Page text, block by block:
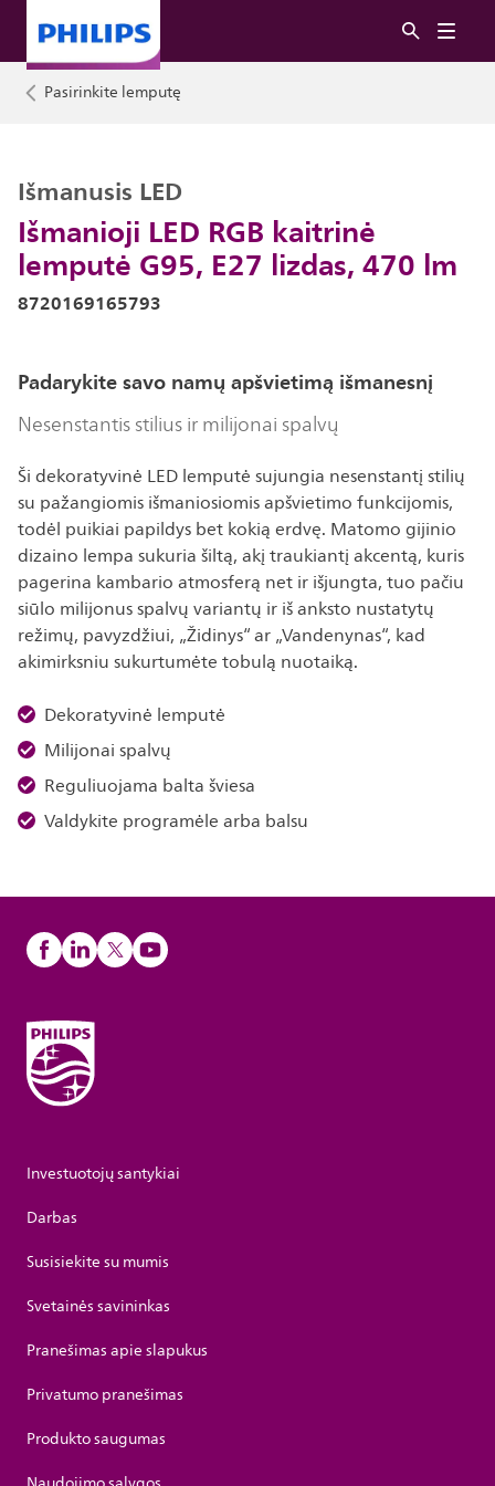
Pasirinkite lemputę
Išmanioji LED RGB kaitrinė
lemputė G95, E27 lizdas, 470 lm
Išmanusis LED
8720169165793
Padarykite savo namų apšvietimą išmanesnį
Nesenstantis stilius ir milijonai spalvų
Ši dekoratyvinė LED lemputė sujungia nesenstantį stilių
su pažangiomis išmaniosiomis apšvietimo funkcijomis,
todėl puikiai papildys bet kokią erdvę. Matomo gijinio
dizaino lempa sukuria šiltą, akį traukiantį akcentą, kuris
pagerina kambario atmosferą net ir išjungta, tuo pačiu
siūlo milijonus spalvų variantų ir iš anksto nustatytų
režimų, pavyzdžiui, „Židinys“ ar „Vandenynas“, kad
akimirksniu sukurtumėte tobulą nuotaiką.
Dekoratyvinė lemputė
Milijonai spalvų
Reguliuojama balta šviesa
Valdykite programėle arba balsu
Investuotojų santykiai
Darbas
Susisiekite su mumis
Svetainės savininkas
Pranešimas apie slapukus
Privatumo pranešimas
Produkto saugumas